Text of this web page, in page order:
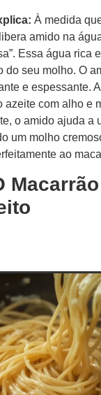
À medida
amido na
Essa água rica
do seu molho. O
e espessante.
azeite com alho e
o amido ajuda a
um molho
ao